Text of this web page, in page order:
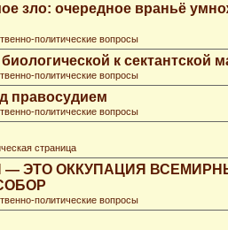
зло: очередное враньё
политические вопросы
к сектантской
политические вопросы
правосудием
политические вопросы
страница
— ЭТО ОККУПАЦИЯ
политические вопросы